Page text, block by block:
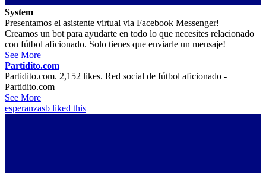
System
Presentamos el asistente virtual via Facebook Messenger!
Creamos un bot para ayudarte en todo lo que necesites relacionado
con fútbol aficionado. Solo tienes que enviarle un mensaje!
See More
Partidito.com
Partidito.com. 2,152 likes. Red social de fútbol aficionado -
Partidito.com
See More
esperanzasb liked this